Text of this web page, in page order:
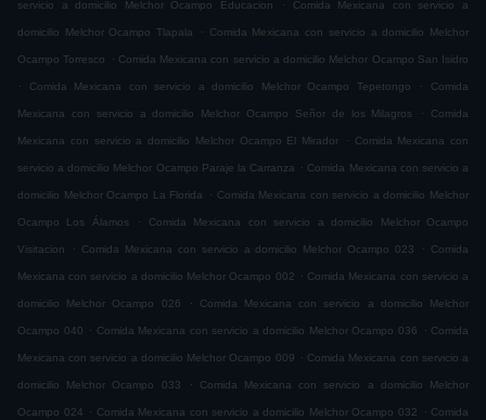
servicio a domicilio Melchor Ocampo Educacion Comida Mexicana con servicio a
domicilio Melchor Ocampo Tlapala . Comida Mexicana con servicio a domicilio Melchor
Ocampo Torresco . Comida Mexicana con servicio a domicilio Melchor Ocampo San Isidro
.
Comida Mexicana con servicio a domicilio Melchor Ocampo Tepetongo . Comida
Mexicana con servicio a domicilio Melchor Ocampo Señor de los Milagros . Comida
Mexicana con servicio a domicilio Melchor Ocampo El Mirador . Comida Mexicana con
servicio a domicilio Melchor Ocampo Paraje la Carranza . Comida Mexicana con servicio a
domicilio Melchor Ocampo La Florida . Comida Mexicana con servicio a domicilio Melchor
Ocampo Los Álamos . Comida Mexicana con servicio a domicilio Melchor Ocampo
Visitacion . Comida Mexicana con servicio a domicilio Melchor Ocampo 023 . Comida
Mexicana con servicio a domicilio Melchor Ocampo 002 . Comida Mexicana con servicio a
domicilio Melchor Ocampo 026 . Comida Mexicana con servicio a domicilio Melchor
Ocampo 040 . Comida Mexicana con servicio a domicilio Melchor Ocampo 036 . Comida
Mexicana con servicio a domicilio Melchor Ocampo 009 . Comida Mexicana con servicio a
domicilio Melchor Ocampo 033 . Comida Mexicana con servicio a domicilio Melchor
Ocampo 024 . Comida Mexicana con servicio a domicilio Melchor Ocampo 032 . Comida